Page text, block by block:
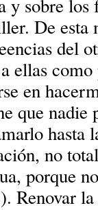
y sobre los
De esta
del
ellas
en
que nadie
hasta
no
porque
Renovar